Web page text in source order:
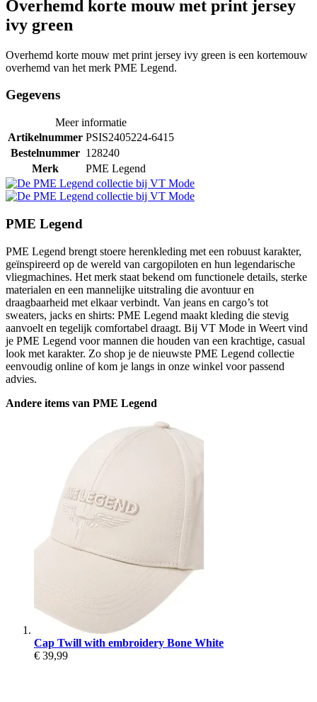
Overhemd korte mouw met print jersey
ivy green
Overhemd korte mouw met print jersey ivy green is een kortemouw
overhemd van het merk PME Legend.
Gegevens
Meer informatie
Artikelnummer PSIS2405224-6415
Bestelnummer 128240
Merk
PME Legend
PME Legend
PME Legend brengt stoere herenkleding met een robuust karakter,
geïnspireerd op de wereld van cargopiloten en hun legendarische
vliegmachines. Het merk staat bekend om functionele details, sterke
materialen en een mannelijke uitstraling die avontuur en
draagbaarheid met elkaar verbindt. Van jeans en cargo’s tot
sweaters, jacks en shirts: PME Legend maakt kleding die stevig
aanvoelt en tegelijk comfortabel draagt. Bij VT Mode in Weert vind
je PME Legend voor mannen die houden van een krachtige, casual
look met karakter. Zo shop je de nieuwste PME Legend collectie
eenvoudig online of kom je langs in onze winkel voor passend
advies.
Andere items van PME Legend
Cap Twill with embroidery Bone White
€ 39,99